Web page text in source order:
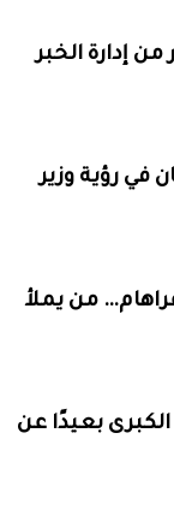
الدور من إدارة الخبر
في رؤية وزير
من يملأ
بعيدًا عن